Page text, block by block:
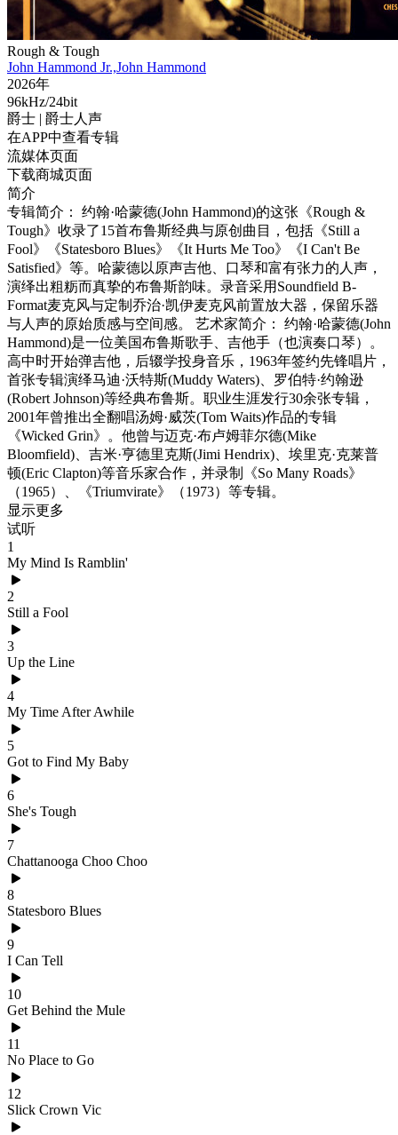
Rough & Tough
John Hammond Jr.,John Hammond
2026年
96kHz/24bit
爵士 | 爵士人声
在APP中查看专辑
流媒体页面
下载商城页面
简介
专辑简介： 约翰·哈蒙德(John Hammond)的这张《Rough &
Tough》收录了15首布鲁斯经典与原创曲目，包括《Still a
Fool》《Statesboro Blues》《It Hurts Me Too》《I Can't Be
Satisfied》等。哈蒙德以原声吉他、口琴和富有张力的人声，
演绎出粗粝而真挚的布鲁斯韵味。录音采用Soundfield B-
Format麦克风与定制乔治·凯伊麦克风前置放大器，保留乐器
与人声的原始质感与空间感。 艺术家简介： 约翰·哈蒙德(John
Hammond)是一位美国布鲁斯歌手、吉他手（也演奏口琴）。
高中时开始弹吉他，后辍学投身音乐，1963年签约先锋唱片，
首张专辑演绎马迪·沃特斯(Muddy Waters)、罗伯特·约翰逊
(Robert Johnson)等经典布鲁斯。职业生涯发行30余张专辑，
2001年曾推出全翻唱汤姆·威茨(Tom Waits)作品的专辑
《Wicked Grin》。他曾与迈克·布卢姆菲尔德(Mike
Bloomfield)、吉米·亨德里克斯(Jimi Hendrix)、埃里克·克莱普
顿(Eric Clapton)等音乐家合作，并录制《So Many Roads》
（1965）、《Triumvirate》（1973）等专辑。
显示更多
试听
1
My Mind Is Ramblin'
2
Still a Fool
3
Up the Line
4
My Time After Awhile
5
Got to Find My Baby
6
She's Tough
7
Chattanooga Choo Choo
8
Statesboro Blues
9
I Can Tell
10
Get Behind the Mule
11
No Place to Go
12
Slick Crown Vic